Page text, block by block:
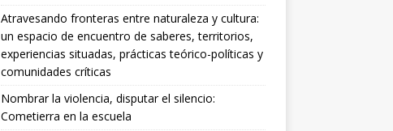
Atravesando fronteras entre naturaleza y cultura:
un espacio de encuentro de saberes, territorios,
experiencias situadas, prácticas teórico-políticas y
comunidades críticas
Nombrar la violencia, disputar el silencio:
Cometierra en la escuela